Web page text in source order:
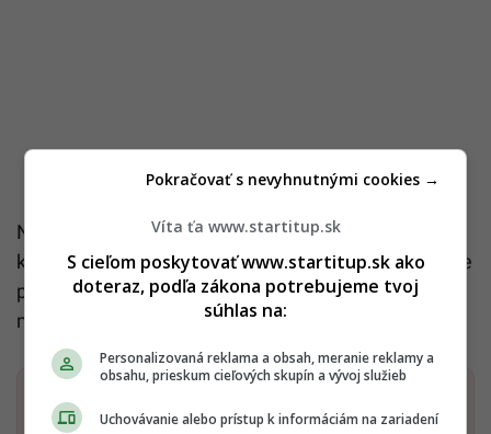
Nezabudni taktiež uviesť detaily predchádzajúceho
konania, ako je spisová značka. Pri podaní žiadosti je
potrebné uhradiť poplatok vo výške 1 % z hodnoty
majetku.
Dostaň Startitup do svojich Google odporúčaní
Víta ťa www.startitup.sk
S cieľom poskytovať www.startitup.sk ako
doteraz, podľa zákona potrebujeme tvoj
súhlas na:
Personalizovaná reklama a obsah, meranie reklamy a
obsahu, prieskum cieľových skupín a vývoj služieb
Uchovávanie alebo prístup k informáciám na zariadení
Pokračovať s nevyhnutnými cookies →